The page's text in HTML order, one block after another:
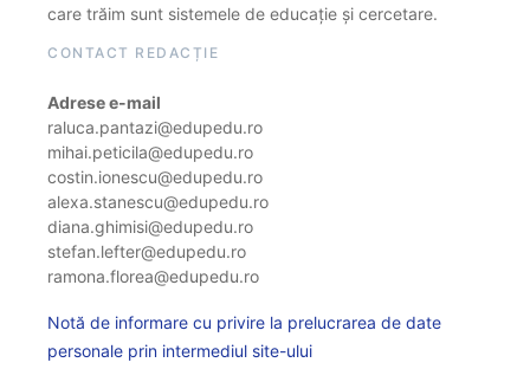
care trăim sunt sistemele de educație și cercetare.
CONTACT REDACȚIE
Adrese e-mail
raluca.pantazi@edupedu.ro
mihai.peticila@edupedu.ro
costin.ionescu@edupedu.ro
alexa.stanescu@edupedu.ro
diana.ghimisi@edupedu.ro
stefan.lefter@edupedu.ro
ramona.florea@edupedu.ro
Notă de informare cu privire la prelucrarea de date
personale prin intermediul site-ului